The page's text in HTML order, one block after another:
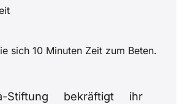
sich 10 Minuten Zeit zum Beten.
Stiftung bekräftigt ihr
ZH